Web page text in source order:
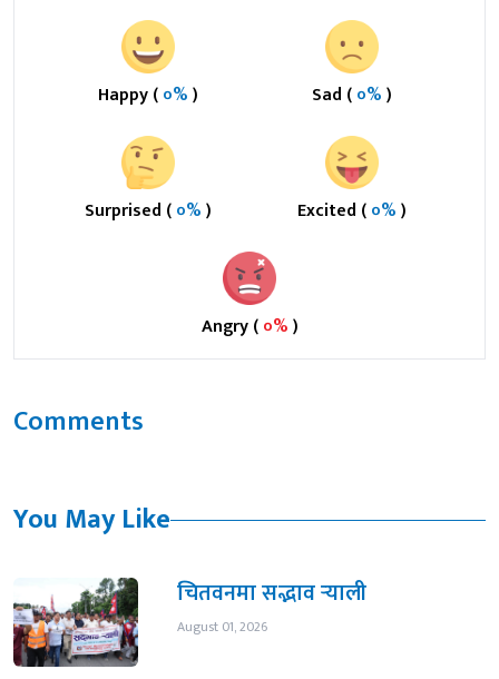
Happy (०%) Sad (०%)
Surprised (०%) Excited (०%)
Angry (०%)
Comments
You May Like
चितवनमा सद्भाव र्‍याली
August 01, 2026